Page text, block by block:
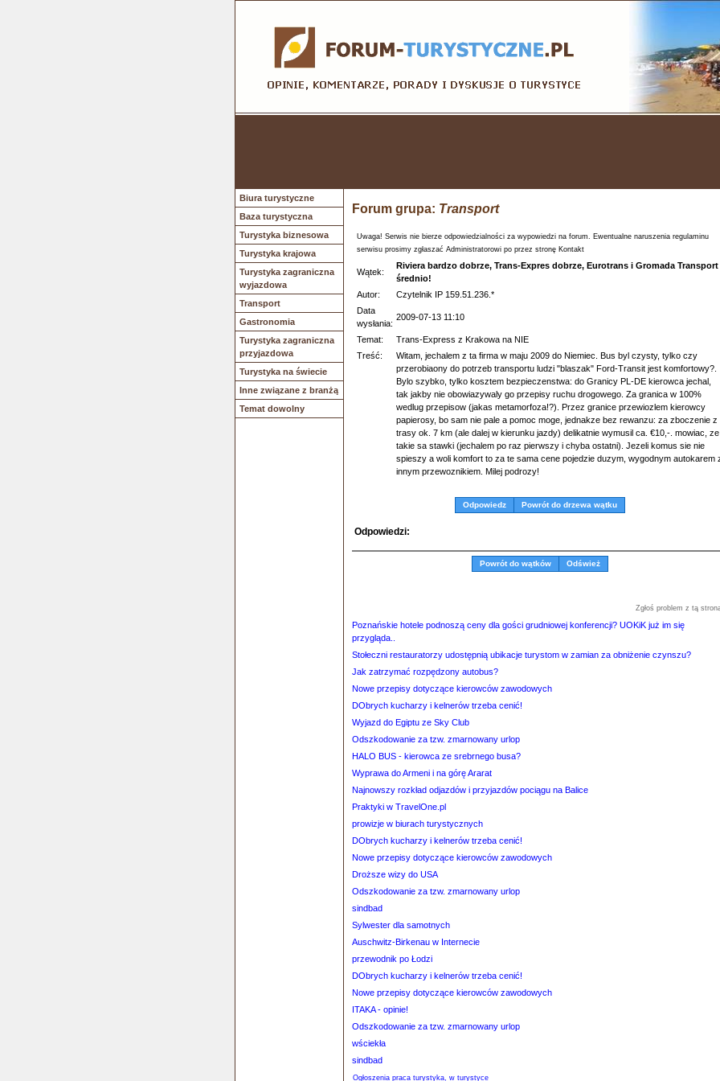
Biura turystyczne
Baza turystyczna
Turystyka biznesowa
Turystyka krajowa
Turystyka zagraniczna
wyjazdowa
Transport
Gastronomia
Turystyka zagraniczna
przyjazdowa
Turystyka na świecie
Inne związane z branżą
Temat dowolny
Forum grupa: Transport
Uwaga! Serwis nie bierze odpowiedzialności za wypowiedzi na forum. Ewentualne naruszenia regulaminu
serwisu prosimy zgłaszać Administratorowi po przez stronę Kontakt
Wątek:
Riviera bardzo dobrze, Trans-Expres dobrze, Eurotrans i Gromada Transport
średnio!
Autor:
Czytelnik IP 159.51.236.*
Data
wysłania:
2009-07-13 11:10
Temat:
Trans-Express z Krakowa na NIE
Treść:
Witam, jechalem z ta firma w maju 2009 do Niemiec. Bus byl czysty, tylko czy
przerobiaony do potrzeb transportu ludzi "blaszak" Ford-Transit jest komfortowy?.
Bylo szybko, tylko kosztem bezpieczenstwa: do Granicy PL-DE kierowca jechal,
tak jakby nie obowiazywaly go przepisy ruchu drogowego. Za granica w 100%
wedlug przepisow (jakas metamorfoza!?). Przez granice przewiozlem kierowcy
papierosy, bo sam nie pale a pomoc moge, jednakze bez rewanzu: za zboczenie z
trasy ok. 7 km (ale dalej w kierunku jazdy) delikatnie wymusil ca. €10,-. mowiac, ze
takie sa stawki (jechalem po raz pierwszy i chyba ostatni). Jezeli komus sie nie
spieszy a woli komfort to za te sama cene pojedzie duzym, wygodnym autokarem
innym przewoznikiem. Milej podrozy!
Odpowiedz Powrót do drzewa wątku
Odpowiedzi:
Powrót do wątków Odśwież
Zgłoś problem z tą
Poznańskie hotele podnoszą ceny dla gości grudniowej konferencji? UOKiK już im się
przygląda..
Stołeczni restauratorzy udostępnią ubikacje turystom w zamian za obniżenie czynszu?
Jak zatrzymać rozpędzony autobus?
Nowe przepisy dotyczące kierowców zawodowych
DObrych kucharzy i kelnerów trzeba cenić!
Wyjazd do Egiptu ze Sky Club
Odszkodowanie za tzw. zmarnowany urlop
HALO BUS - kierowca ze srebrnego busa?
Wyprawa do Armeni i na górę Ararat
Najnowszy rozkład odjazdów i przyjazdów pociągu na Balice
Praktyki w TravelOne.pl
prowizje w biurach turystycznych
DObrych kucharzy i kelnerów trzeba cenić!
Nowe przepisy dotyczące kierowców zawodowych
Droższe wizy do USA
Odszkodowanie za tzw. zmarnowany urlop
sindbad
Sylwester dla samotnych
Auschwitz-Birkenau w Internecie
przewodnik po Łodzi
DObrych kucharzy i kelnerów trzeba cenić!
Nowe przepisy dotyczące kierowców zawodowych
ITAKA - opinie!
Odszkodowanie za tzw. zmarnowany urlop
wściekła
sindbad
Ogłoszenia praca turystyka, w turystyce